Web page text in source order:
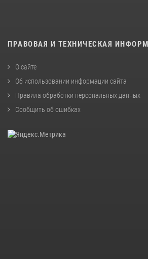
ПРАВОВАЯ И ТЕХНИЧЕСКАЯ
О сайте
Об использовании информации сайта
Правила обработки персональных данных
Сообщить об ошибках